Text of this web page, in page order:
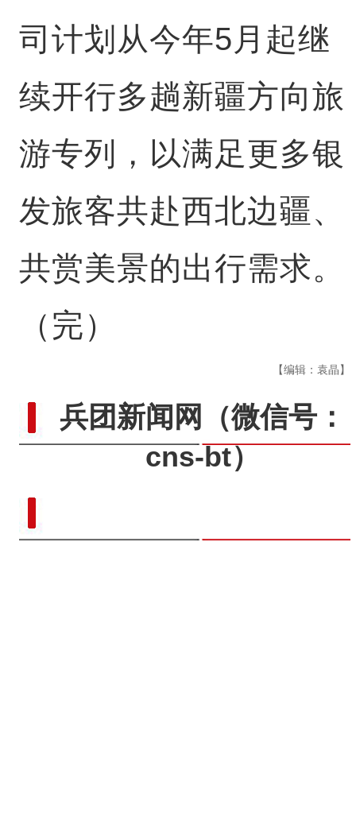
司计划从今年5月起继
续开行多趟新疆方向旅
游专列，以满足更多银
发旅客共赴西北边疆、
共赏美景的出行需求。
（完）
【编辑：袁晶】
兵团新闻网
（微信号：
cns-bt）